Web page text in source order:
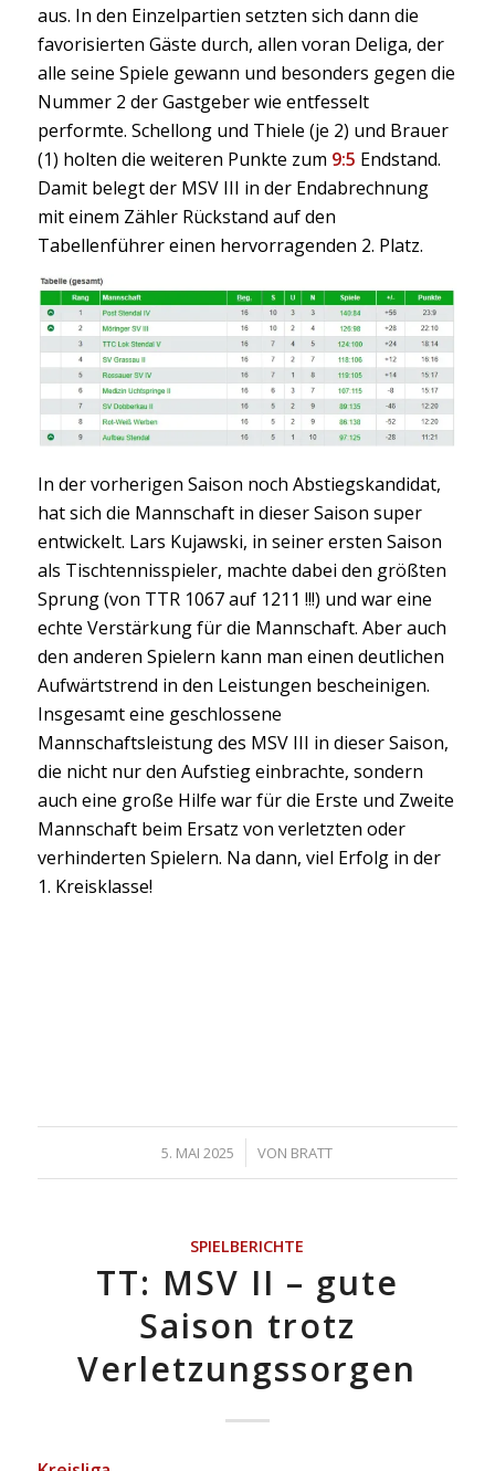
aus. In den Einzelpartien setzten sich dann die
favorisierten Gäste durch, allen voran Deliga, der
alle seine Spiele gewann und besonders gegen die
Nummer 2 der Gastgeber wie entfesselt
performte. Schellong und Thiele (je 2) und Brauer
(1) holten die weiteren Punkte zum 9:5 Endstand.
Damit belegt der MSV III in der Endabrechnung
mit einem Zähler Rückstand auf den
Tabellenführer einen hervorragenden 2. Platz.
In der vorherigen Saison noch Abstiegskandidat,
hat sich die Mannschaft in dieser Saison super
entwickelt. Lars Kujawski, in seiner ersten Saison
als Tischtennisspieler, machte dabei den größten
Sprung (von TTR 1067 auf 1211 !!!) und war eine
echte Verstärkung für die Mannschaft. Aber auch
den anderen Spielern kann man einen deutlichen
Aufwärtstrend in den Leistungen bescheinigen.
Insgesamt eine geschlossene
Mannschaftsleistung des MSV III in dieser Saison,
die nicht nur den Aufstieg einbrachte, sondern
auch eine große Hilfe war für die Erste und Zweite
Mannschaft beim Ersatz von verletzten oder
verhinderten Spielern. Na dann, viel Erfolg in der
1. Kreisklasse!
5. MAI 2025
/ VON BRATT
SPIELBERICHTE
TT: MSV II – gute
Saison trotz
Verletzungssorgen